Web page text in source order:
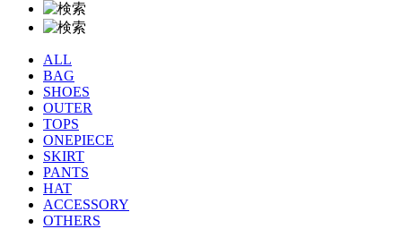
ALL
BAG
SHOES
OUTER
TOPS
ONEPIECE
SKIRT
PANTS
HAT
ACCESSORY
OTHERS